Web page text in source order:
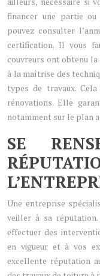
financer une partie
pouvez consulter
certification. Il vous
couvreurs ont obtenu
à la maîtrise des
types de travaux.
rénovations. Elle
notamment sur le plan
SE
Une entreprise
veiller à sa
effectuer des
en vigueur et à vos
excellente réputation